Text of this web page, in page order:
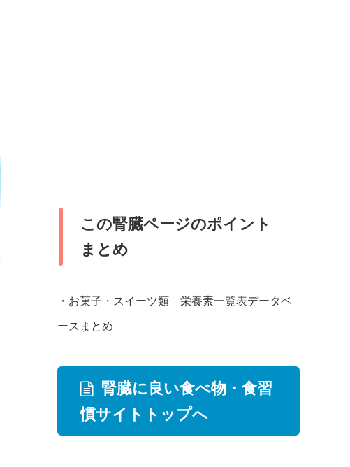
この腎臓ページのポイント
まとめ
・お菓子・スイーツ類 栄養素一覧表データベ
ースまとめ
腎臓に良い食べ物・食習
慣サイトトップへ